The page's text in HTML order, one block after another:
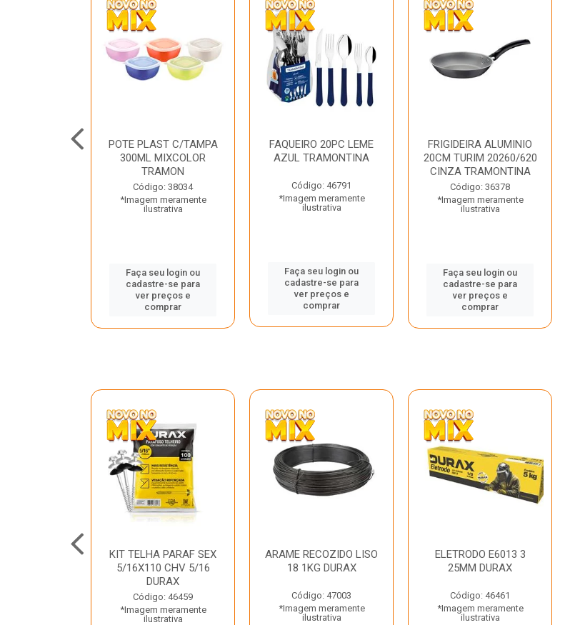
POTE PLAST C/TAMPA
300ML MIXCOLOR
TRAMON
Código: 38034
*Imagem meramente
ilustrativa
Faça seu login ou
cadastre-se para
ver preços e
comprar
FAQUEIRO 20PC LEME
AZUL TRAMONTINA
Código: 46791
*Imagem meramente
ilustrativa
Faça seu login ou
cadastre-se para
ver preços e
comprar
FRIGIDEIRA ALUMINIO
20CM TURIM 20260/620
CINZA TRAMONTINA
Código: 36378
*Imagem meramente
ilustrativa
Faça seu login ou
cadastre-se para
ver preços e
comprar
KIT TELHA PARAF SEX
5/16X110 CHV 5/16
DURAX
Código: 46459
*Imagem meramente
ilustrativa
ARAME RECOZIDO LISO
18 1KG DURAX
Código: 47003
*Imagem meramente
ilustrativa
ELETRODO E6013 3
25MM DURAX
Código: 46461
*Imagem meramente
ilustrativa